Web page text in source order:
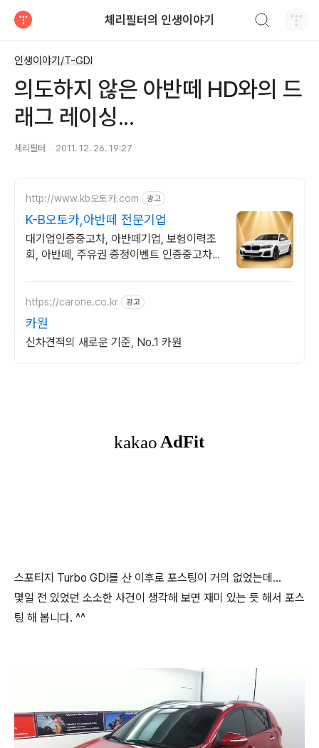
체리필터의 인생이야기
인생이야기/T-GDI
의도하지 않은 아반떼 HD와의 드
래그 레이싱...
체리필터 2011. 12. 26. 19:27
http://www.kb오토카.com 광고
K-B오토카,아반떼 전문기업
대기업인증중고차, 아반떼기업, 보험이력조
회, 아반떼, 주유권 증정이벤트 인증중고차 7
https://carone.co.kr 광고
카원
신차견적의 새로운 기준, No.1 카원
스포티지 Turbo GDI를 산 이후로 포스팅이 거의 없었는데...
몇일 전 있었던 소소한 사건이 생각해 보면 재미 있는 듯 해서 포스
팅 해 봅니다. ^^